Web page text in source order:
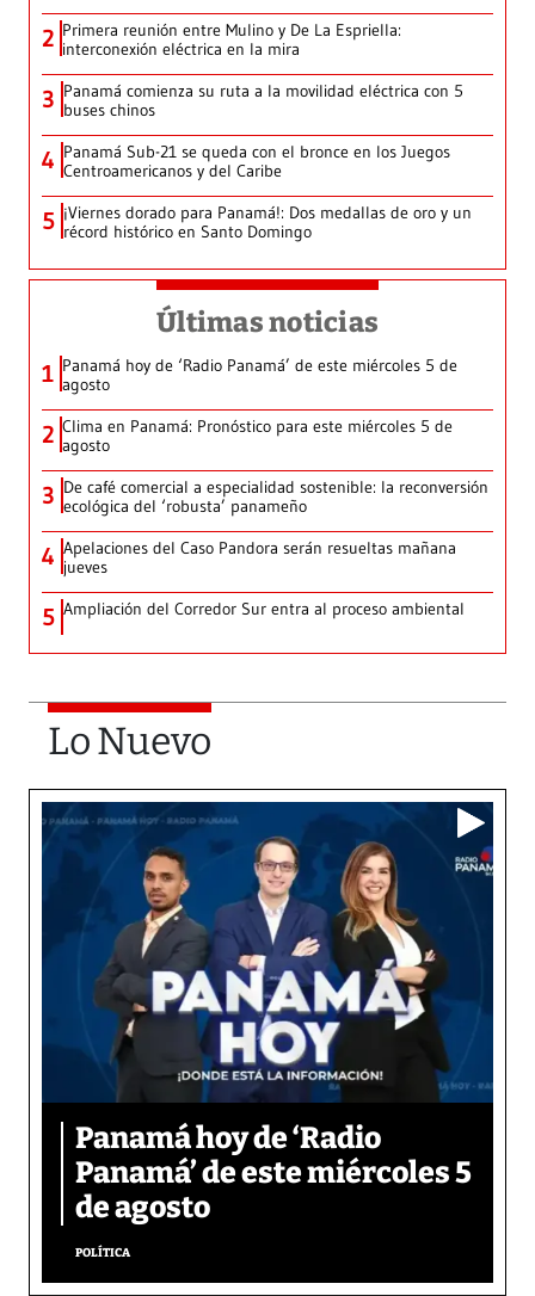
2 Primera reunión entre Mulino y De La Espriella:
interconexión eléctrica en la mira
3 Panamá comienza su ruta a la movilidad eléctrica con 5
buses chinos
4 Panamá Sub-21 se queda con el bronce en los Juegos
Centroamericanos y del Caribe
5 ¡Viernes dorado para Panamá!: Dos medallas de oro y un
récord histórico en Santo Domingo
Últimas noticias
1 Panamá hoy de ‘Radio Panamá’ de este miércoles 5 de
agosto
2 Clima en Panamá: Pronóstico para este miércoles 5 de
agosto
3 De café comercial a especialidad sostenible: la reconversión
ecológica del ‘robusta’ panameño
4 Apelaciones del Caso Pandora serán resueltas mañana
jueves
5 Ampliación del Corredor Sur entra al proceso ambiental
Lo Nuevo
Panamá hoy de ‘Radio
Panamá’ de este miércoles 5
de agosto
POLÍTICA